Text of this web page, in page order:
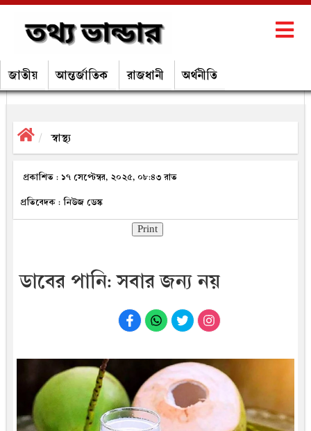
জাতীয় আন্তর্জাতিক রাজধানী অর্থনীতি
স্বাস্থ্য
প্রকাশিত : ১৭ সেপ্টেম্বর, ২০২৫, ০৮:৪৩ রাত
প্রতিবেদক : নিউজ ডেস্ক
Print
ডাবের পানি: সবার জন্য নয়